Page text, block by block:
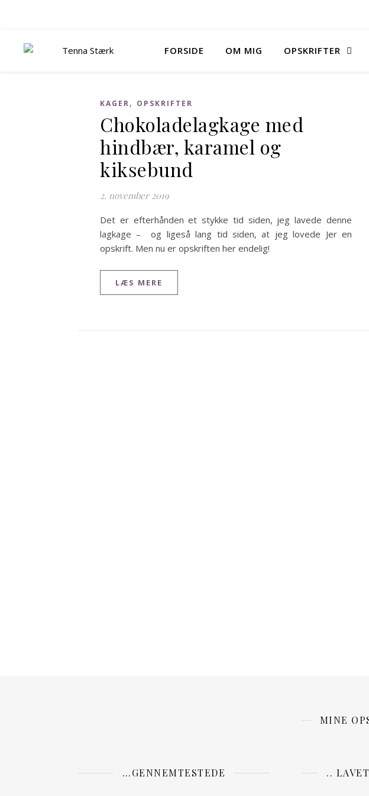
FORSIDE OM MIG OPSKRIFTER
KAGER, OPSKRIFTER
Chokoladelagkage med
hindbær, karamel og
kiksebund
2. november 2019
Det er efterhånden et stykke tid siden, jeg lavede denne
lagkage – og ligeså lang tid siden, at jeg lovede Jer en
opskrift. Men nu er opskriften her endelig!
LÆS MERE
MINE
…GENNEMTESTEDE ..